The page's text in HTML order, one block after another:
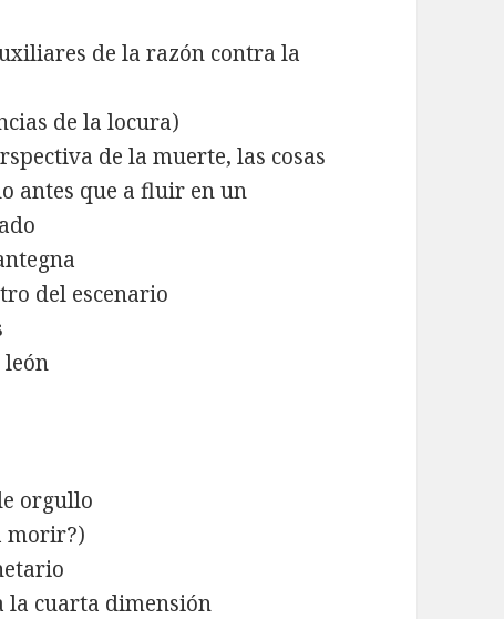
de la razón contra la
de la locura)
de la muerte, las cosas
antes que a fluir en un
del escenario
orgullo
morir?)
la cuarta dimensión